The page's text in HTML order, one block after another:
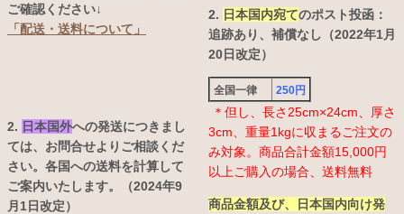
ご確認ください↓
「配送・送料について」
2. 日本国外への発送につきまし
ては、お問合せよりご相談くだ
さい。各国への送料を計算して
ご案内いたします。（2024年9
月1日改定）
2. 日本国内宛てのポスト投函：
追跡あり、補償なし（2022年1月
20日改定）
全国一律 250円
＊但し、長さ25cm×24cm、厚さ
3cm、重量1kgに収まるご注文の
み対象。商品合計金額15,000円
以上ご購入の場合、送料無料
商品金額及び、日本国内向け発